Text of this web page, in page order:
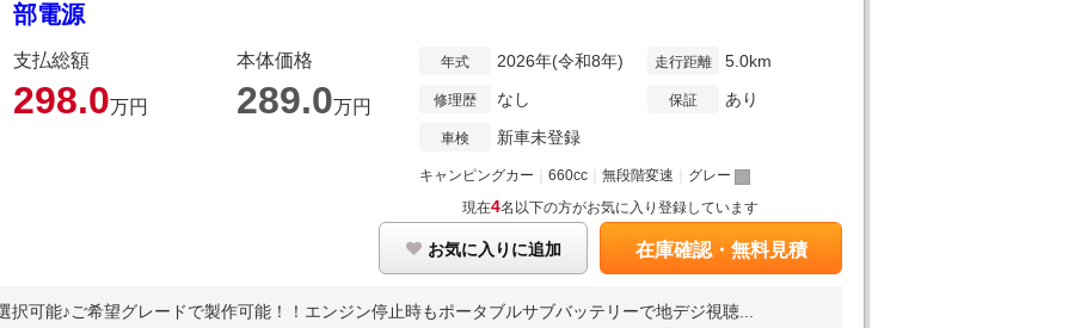
部電源
支払総額
298.0万円
本体価格
289.0万円
年式 2026年(令和8年)
修理歴 なし
車検 新車未登録
走行距離 5.0km
保証 あり
キャンピングカー 660cc 無段階変速
グレー
現在4名以下の方がお気に入り登録しています
お気に入りに追加 在庫確認・無料見積
択可能♪ご希望グレードで製作可能！！エンジン停止時もポータブルサブバッテリーで地デジ視聴...